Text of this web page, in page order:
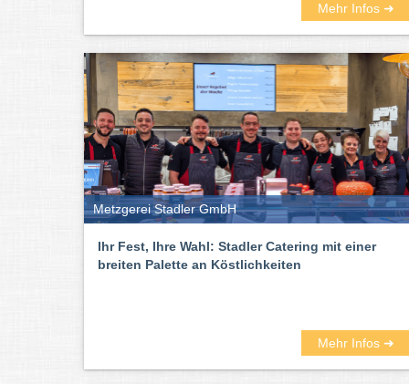
Mehr Infos ➜
Metzgerei Stadler GmbH
Ihr Fest, Ihre Wahl: Stadler Catering mit einer
breiten Palette an Köstlichkeiten
Mehr Infos ➜